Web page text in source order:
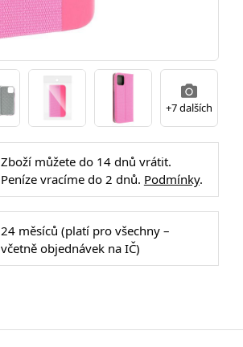
+7 dalších
Zboží můžete do 14 dnů vrátit.
Peníze vracíme do 2 dnů. Podmínky.
24 měsíců (platí pro všechny –
včetně objednávek na IČ)